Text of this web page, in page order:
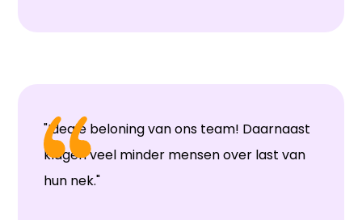
"Ideale beloning van ons team! Daarnaast
klagen veel minder mensen over last van
hun nek."